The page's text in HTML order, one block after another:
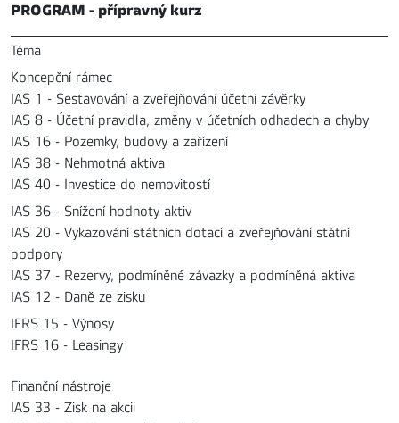
PROGRAM - přípravný kurz
Téma
Koncepční rámec
IAS 1 - Sestavování a zveřejňování účetní závěrky
IAS 8 - Účetní pravidla, změny v účetních odhadech a chyby
IAS 16 - Pozemky, budovy a zařízení
IAS 38 - Nehmotná aktiva
IAS 40 - Investice do nemovitostí
IAS 36 - Snížení hodnoty aktiv
IAS 20 - Vykazování státních dotací a zveřejňování státní
podpory
IAS 37 - Rezervy, podmíněné závazky a podmíněná aktiva
IAS 12 - Daně ze zisku
IFRS 15 - Výnosy
IFRS 16 - Leasingy
Finanční nástroje
IAS 33 - Zisk na akcii